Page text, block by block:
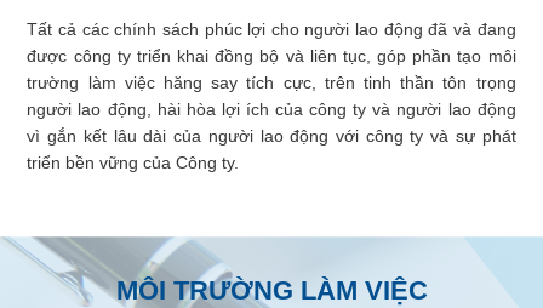
Tất cả các chính sách phúc lợi cho người lao động đã và đang
được công ty triển khai đồng bộ và liên tục, góp phần tạo môi
trường làm việc hăng say tích cực, trên tinh thần tôn trọng
người lao động, hài hòa lợi ích của công ty và người lao động
vì gắn kết lâu dài của người lao động với công ty và sự phát
triển bền vững của Công ty.
MÔI TRƯỜNG LÀM VIỆC